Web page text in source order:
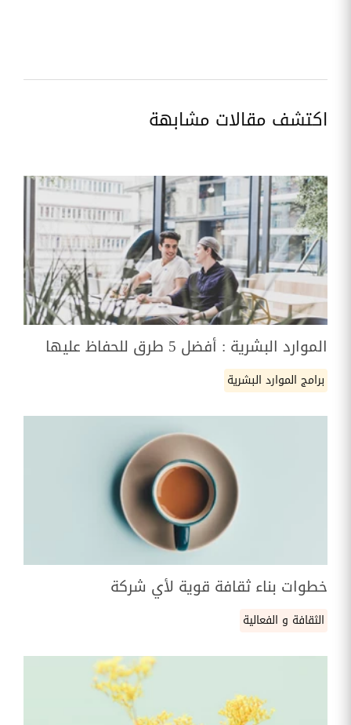
اكتشف مقالات مشابهة
الموارد البشرية : أفضل 5 طرق للحفاظ عليها
برامج الموارد البشرية
خطوات بناء ثقافة قوية لأي شركة
الثقافة و الفعالية